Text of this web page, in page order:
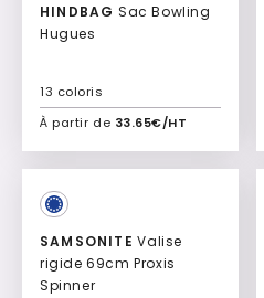
HINDBAG
Hugues
À partir de 33.65€/HT
13 coloris
Ajouter à mon devis
SAMSONITE Valise
rigide 69cm Proxis
Spinner